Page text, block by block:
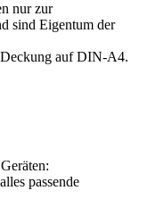
nur zur
sind Eigentum der
auf DIN-A4.
passende